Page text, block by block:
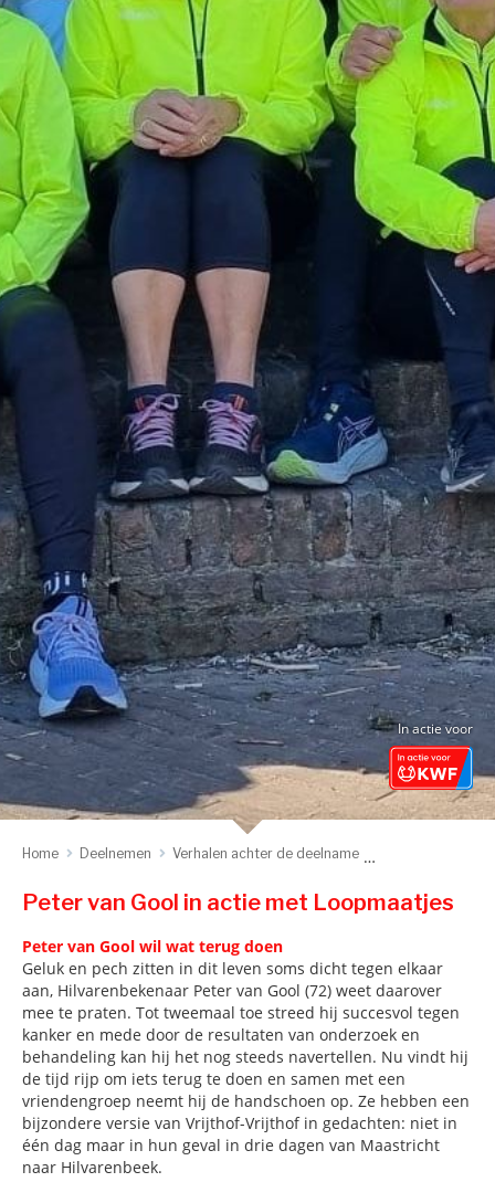
In actie voor
Home Deelnemen Verhalen achter de deelname
Peter van Gool in actie met Loopmaatjes
Peter van Gool wil wat terug doen
Geluk en pech zitten in dit leven soms dicht tegen elkaar
aan, Hilvarenbekenaar Peter van Gool (72) weet daarover
mee te praten. Tot tweemaal toe streed hij succesvol tegen
kanker en mede door de resultaten van onderzoek en
behandeling kan hij het nog steeds navertellen. Nu vindt hij
de tijd rijp om iets terug te doen en samen met een
vriendengroep neemt hij de handschoen op. Ze hebben een
bijzondere versie van Vrijthof-Vrijthof in gedachten: niet in
één dag maar in hun geval in drie dagen van Maastricht
naar Hilvarenbeek.